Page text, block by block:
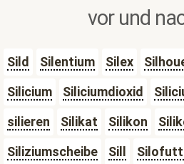
vor und
Sild Silentium Silex
Silicium
Siliciumdioxid
silieren
Silikat Silikon
Siliziumscheibe
Sill